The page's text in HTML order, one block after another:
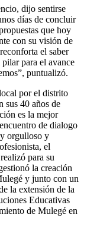
dijo sentirse
días de concluir
que hoy
con su visión de
el saber
para el avance
puntualizó.
por el distrito
sus 40 años de
es la mejor
de dialogo
orgulloso y
el
para su
la creación
y junto con un
la extensión de la
Educativas
de Mulegé en